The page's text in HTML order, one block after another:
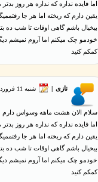
اما فایده نداره که نداره هر روز
یقین دارم که ریخته اما هر جا
بیخیال باشم گاهی اوقات تا شب
خودمو چک میکنم اما آروم نمیشم
کمکم کنید
نازی شنبه 11 فروردین 1397
سلام الان هشت ماهه وسواس دارم .
اما فایده نداره که نداره هر روز
یقین دارم که ریخته اما هر جا
بیخیال باشم گاهی اوقات تا شب
خودمو چک میکنم اما آروم نمیشم
کمکم کنید